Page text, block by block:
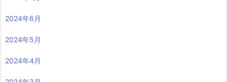
2024年6月
2024年5月
2024年4月